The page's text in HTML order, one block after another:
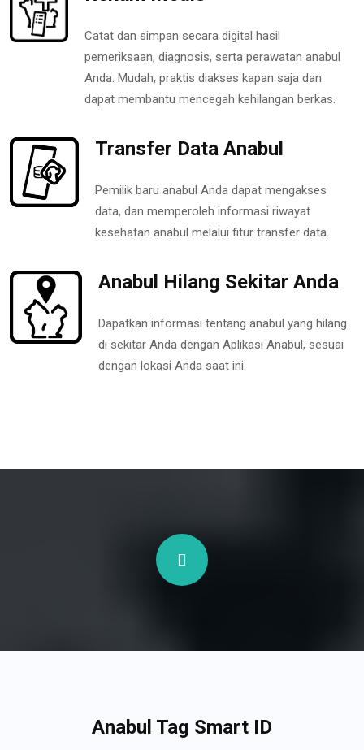
Catat dan simpan secara digital hasil
pemeriksaan, diagnosis, serta perawatan anabul
Anda. Mudah, praktis diakses kapan saja dan
dapat membantu mencegah kehilangan berkas.
Transfer Data Anabul
Pemilik baru anabul Anda dapat mengakses
data, dan memperoleh informasi riwayat
kesehatan anabul melalui fitur transfer data.
Anabul Hilang Sekitar Anda
Dapatkan informasi tentang anabul yang hilang
di sekitar Anda dengan Aplikasi Anabul, sesuai
dengan lokasi Anda saat ini.
Anabul Tag Smart ID